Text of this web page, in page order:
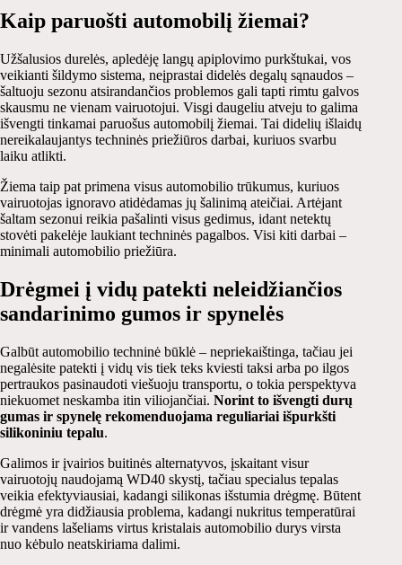
Kaip paruošti automobilį žiemai?
Užšalusios durelės, apledėję langų apiplovimo purkštukai, vos
veikianti šildymo sistema, neįprastai didelės degalų sąnaudos –
šaltuoju sezonu atsirandančios problemos gali tapti rimtu galvos
skausmu ne vienam vairuotojui. Visgi daugeliu atveju to galima
išvengti tinkamai paruošus automobilį žiemai. Tai didelių išlaidų
nereikalaujantys techninės priežiūros darbai, kuriuos svarbu
laiku atlikti.
Žiema taip pat primena visus automobilio trūkumus, kuriuos
vairuotojas ignoravo atidėdamas jų šalinimą ateičiai. Artėjant
šaltam sezonui reikia pašalinti visus gedimus, idant netektų
stovėti pakelėje laukiant techninės pagalbos. Visi kiti darbai –
minimali automobilio priežiūra.
Drėgmei į vidų patekti neleidžiančios
sandarinimo gumos ir spynelės
Galbūt automobilio techninė būklė – nepriekaištinga, tačiau jei
negalėsite patekti į vidų vis tiek teks kviesti taksi arba po ilgos
pertraukos pasinaudoti viešuoju transportu, o tokia perspektyva
niekuomet neskamba itin viliojančiai. Norint to išvengti durų
gumas ir spynelę rekomenduojama reguliariai išpurkšti
silikoniniu tepalu.
Galimos ir įvairios buitinės alternatyvos, įskaitant visur
vairuotojų naudojamą WD40 skystį, tačiau specialus tepalas
veikia efektyviausiai, kadangi silikonas išstumia drėgmę. Būtent
drėgmė yra didžiausia problema, kadangi nukritus temperatūrai
ir vandens lašeliams virtus kristalais automobilio durys virsta
nuo kėbulo neatskiriama dalimi.